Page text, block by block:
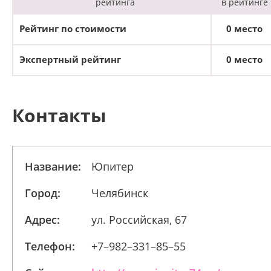
Рейтинг по стоимости 0 место
Экспертный рейтинг 0 место
Контакты
Название:
Юпитер
Город:
Челябинск
Адрес:
ул. Российская, 67
Телефон:
+7–982–331–85–55